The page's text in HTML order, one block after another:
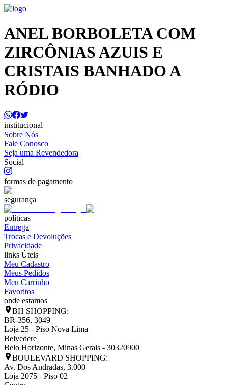
ANEL BORBOLETA COM
ZIRCÔNIAS AZUIS E
CRISTAIS BANHADO A
RÓDIO
institucional
Sobre Nós
Fale Conosco
Seja uma Revendedora
Social
formas de pagamento
segurança
políticas
Entrega
Trocas e Devoluções
Privacidade
links Úteis
Meu Cadastro
Meus Pedidos
Meu Carrinho
Favoritos
onde estamos
BH SHOPPING:
BR-356, 3049
Loja 25 - Piso Nova Lima
Belvedere
Belo Horizonte, Minas Gerais - 30320900
BOULEVARD SHOPPING:
Av. Dos Andradas, 3.000
Loja 2075 - Piso 02